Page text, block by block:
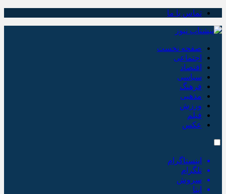
تماس با ما
صفحه نخست
اجتماعی
اقتصاد
سیاسی
فرهنگ
مذهبی
ورزش
فیلم
عکس
اینستاگرام
تلگرام
سروش
ایتا